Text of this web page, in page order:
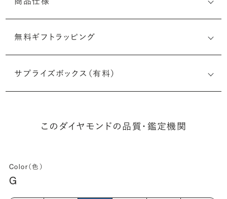
無料ギフトラッピング
サプライズボックス（有料）
このダイヤモンドの品質・鑑定機関
Color（色）
G